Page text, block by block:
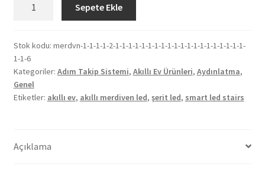
Basamak
Adım
Takip
Sistemi
-
Merdiven
Sepete Ekle
Stok kodu: merdvn-1-1-1-1-2-1-1-1-1-1-1-1-1-1-1-1-1-1-1-1-1-1-1-1-1-
1-1-6
Kategoriler: Adım Takip Sistemi, Akıllı Ev Ürünleri, Aydınlatma,
Genel
Etiketler: akıllı ev, akıllı merdiven led, şerit led, smart led stairs
Açıklama